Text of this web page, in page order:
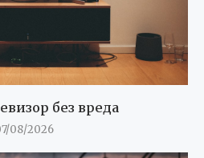
без вреда
08/2026